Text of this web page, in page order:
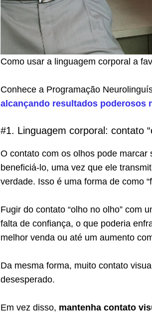
Como usar a linguagem corporal a
Conhece a Programação
alcançando resultados poderosos
#1. Linguagem corporal: contato
O contato com os olhos pode
beneficiá-lo, uma vez que ele
verdade. Isso é uma forma de como
Fugir do contato “olho no olho” com
falta de confiança, o que poderia
melhor venda ou até um aumento
Da mesma forma, muito contato
desesperado.
Em vez disso, mantenha contato